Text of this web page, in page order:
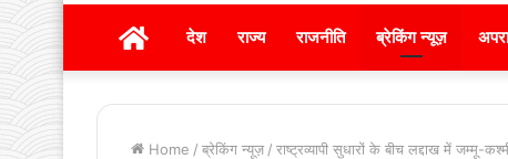
होम देश राज्य राजनीति ब्रेकिंग न्यूज़
Home / ब्रेकिंग न्यूज़ / राष्ट्रव्यापी सुधारों के बीच लद्दाख में जम्मू-